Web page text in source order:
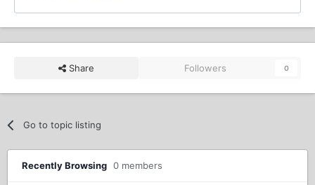
Share Followers 0
Go to topic listing
Recently Browsing 0 members